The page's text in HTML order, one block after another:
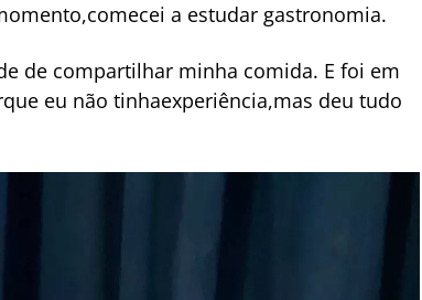
a estudar gastronomia.
de compartilhar minha comida. E foi em
eu não tinhaexperiência,mas deu tudo